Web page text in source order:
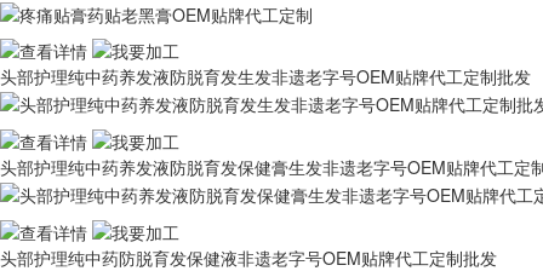
头部护理纯中药养发液防脱育发生发非遗老字号OEM贴牌代工定制批发
头部护理纯中药养发液防脱育发保健膏生发非遗老字号OEM贴牌代工定
头部护理纯中药防脱育发保健液非遗老字号OEM贴牌代工定制批发